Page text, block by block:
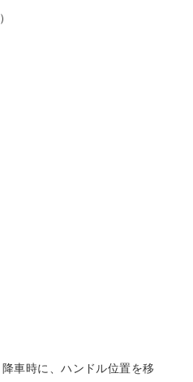
車時に、ハンドル位置を移